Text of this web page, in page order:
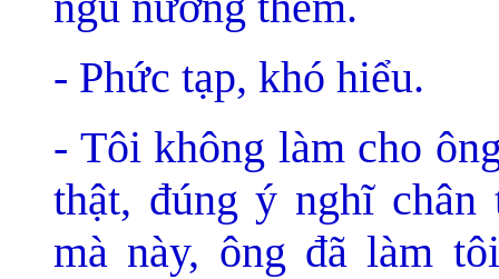
- Phức tạp, khó hiểu.
- Tôi không làm cho
thật, đúng ý nghĩ
mà này, ông đã làm